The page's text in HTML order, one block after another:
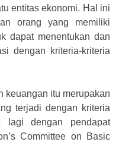
entitas ekonomi. Hal ini
orang yang memiliki
dapat menentukan dan
dengan kriteria-kriteria
keuangan itu merupakan
terjadi dengan kriteria
lagi dengan pendapat
Committee on Basic